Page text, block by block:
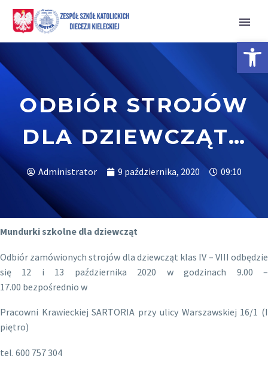
ODBIÓR STROJÓW
DLA DZIEWCZĄT…
Administrator 9 października, 2020 09:10
Mundurki szkolne dla dziewcząt
Odbiór zamówionych strojów dla dziewcząt klas IV – VIII odbędzie
się 12 i 13 października 2020 w godzinach 9.00 –
17.00 bezpośrednio w
Pracowni Krawieckiej SARTORIA przy ulicy Warszawskiej 16/1 (I
piętro)
tel. 600 757 304